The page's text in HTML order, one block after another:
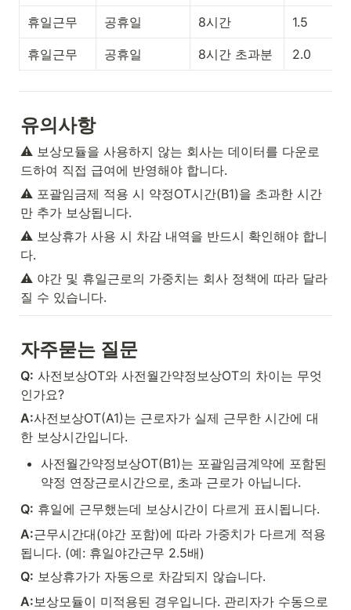
휴일근무 공휴일 8시간 1.5
휴일근무 공휴일 8시간 초과분 2.0
유의사항
⚠️ 보상모듈을 사용하지 않는 회사는 데이터를 다운로
드하여 직접 급여에 반영해야 합니다.
⚠️ 포괄임금제 적용 시 약정OT시간(B1)을 초과한 시간
만 추가 보상됩니다.
⚠️ 보상휴가 사용 시 차감 내역을 반드시 확인해야 합니
다.
⚠️ 야간 및 휴일근로의 가중치는 회사 정책에 따라 달라
질 수 있습니다.
자주묻는 질문
Q: 사전보상OT와 사전월간약정보상OT의 차이는 무엇
인가요?
A:사전보상OT(A1)는 근로자가 실제 근무한 시간에 대
한 보상시간입니다.
사전월간약정보상OT(B1)는 포괄임금계약에 포함된
약정 연장근로시간으로, 초과 근로가 아닙니다.
Q: 휴일에 근무했는데 보상시간이 다르게 표시됩니다.
A:근무시간대(야간 포함)에 따라 가중치가 다르게 적용
됩니다. (예: 휴일야간근무 2.5배)
Q: 보상휴가가 자동으로 차감되지 않습니다.
A:보상모듈이 미적용된 경우입니다. 관리자가 수동으로